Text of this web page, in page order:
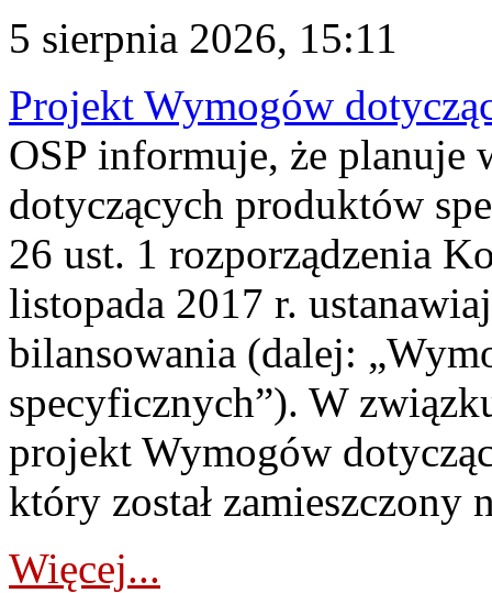
5 sierpnia 2026, 15:11
Projekt Wymogów
OSP informuje, że planuje
dotyczących produktów
26 ust. 1 rozporządzenia
listopada 2017 r.
bilansowania (dalej:
specyficznych”). W
projekt Wymogów
który został zamieszczony
Więcej...